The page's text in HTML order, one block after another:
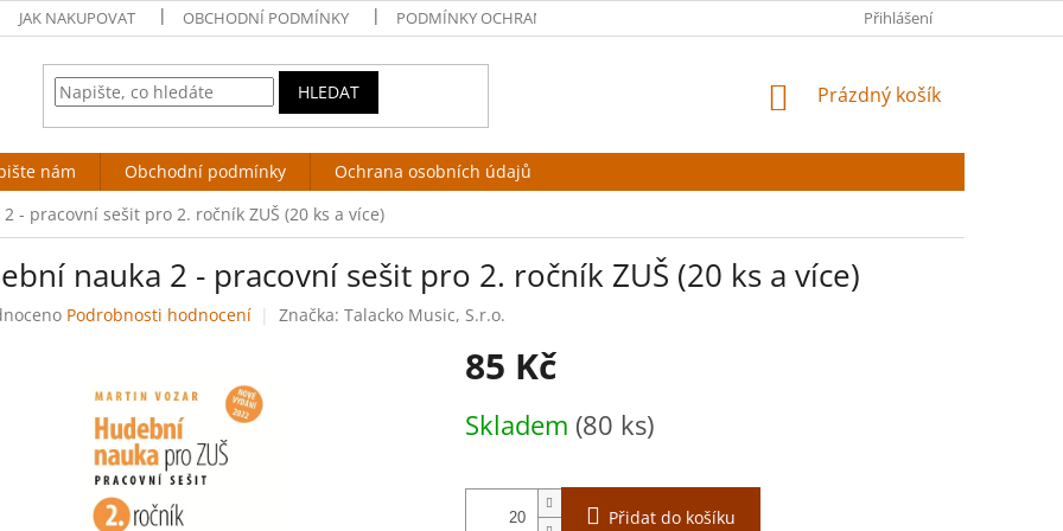
JAK NAKUPOVAT OBCHODNÍ PODMÍNKY PODMÍNKY OCHRANY OSOBNÍCH ÚDAJŮ Přihlášení
HLEDAT
NÁKUPNÍ
Prázdný košík
nám Obchodní podmínky
Ochrana osobních údajů
- pracovní sešit pro 2. ročník ZUŠ (20 ks a více)
nauka 2 - pracovní sešit pro 2. ročník ZUŠ (20 ks a více)
Podrobnosti hodnocení Značka: Talacko Music, S.r.o.
85 Kč
cena:
Skladem (80 ks)
Přidat do košíku